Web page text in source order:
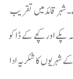
قائد میں تقریب
پکے اور کچے کے ڈاکو
کا شکریہ ادا